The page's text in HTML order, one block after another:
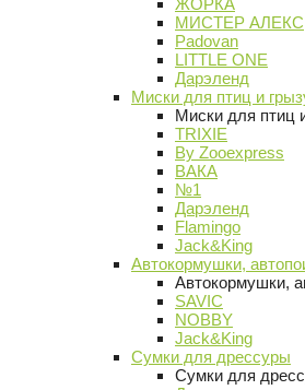
ЖОРКА
МИСТЕР АЛЕКС
Padovan
LITTLE ONE
Дарэленд
Миски для птиц и
Миски для птиц
TRIXIE
By Zooexpress
ВАКА
№1
Дарэленд
Flamingo
Jack&King
Автокормушки,
Автокормушки,
SAVIC
NOBBY
Jack&King
Сумки для дрессуры
Сумки для